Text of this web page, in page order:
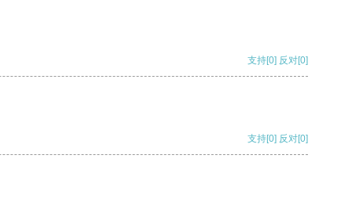
支持[0] 反对[0]
支持[0] 反对[0]